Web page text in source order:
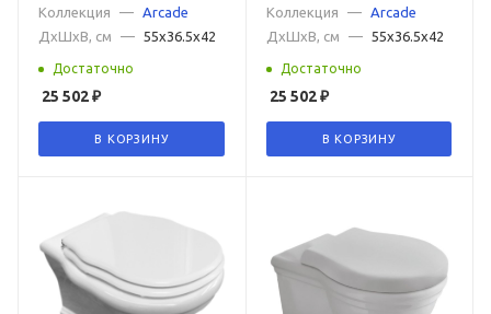
Коллекция
— Arcade
ДxШxВ, см
— 55x36.5x42
Достаточно
25 502₽
В КОРЗИНУ
Коллекция
—
Arcade
ДxШxВ, см
— 55x36.5x42
Достаточно
25 502₽
В КОРЗИНУ